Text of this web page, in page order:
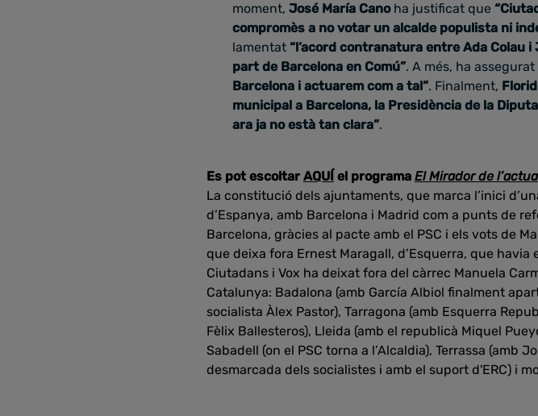
moment, José María Cano ha justificat que
compromès a no votar un alcalde populista ni
lamentat “l’acord contranatura entre Ada Colau
part de Barcelona en Comú”. A més, ha
Barcelona i actuarem com a tal”. Finalment,
municipal a Barcelona, la Presidència de la
ara ja no està tan clara”.
Es pot escoltar AQUÍ el programa El Mirador de
La constitució dels ajuntaments, que marca l’inici
d’Espanya, amb Barcelona i Madrid com a punts de
Barcelona, gràcies al pacte amb el PSC i els vots de
que deixa fora Ernest Maragall, d’Esquerra, que
Ciutadans i Vox ha deixat fora del càrrec Manuela
Catalunya: Badalona (amb García Albiol finalment
socialista Àlex Pastor), Tarragona (amb Esquerra
Fèlix Ballesteros), Lleida (amb el republicà Miquel
Sabadell (on el PSC torna a l’Alcaldia), Terrassa (amb
desmarcada dels socialistes i amb el suport d'ERC) i